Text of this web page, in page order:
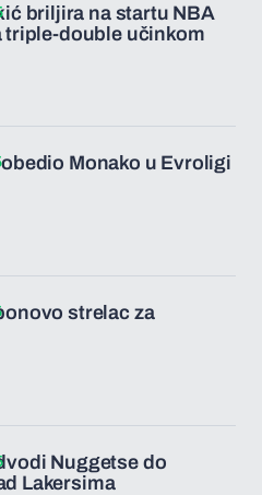
briljira na startu NBA
triple-double učinkom
Monako u Evroligi
strelac za
Nuggetse do
Lakersima